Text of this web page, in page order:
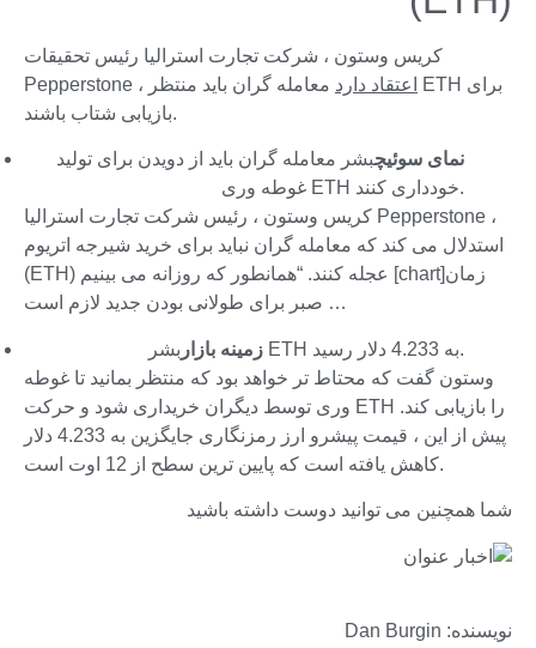
کریس وستون ، شرکت تجارت استرالیا رئیس تحقیقات
Pepperstone ،
اعتقاد دارد معامله گران باید منتظر ETH برای
بازیابی شتاب باشند.
نمای سوئیچبشر معامله گران باید از دویدن برای تولید
غوطه وری ETH خودداری کنند.
کریس وستون ، رئیس شرکت تجارت استرالیا Pepperstone ،
استدلال می کند که معامله گران نباید برای خرید شیرجه اتریوم
(ETH) عجله کنند. “همانطور که روزانه می بینیم [chart]زمان
صبر برای طولانی بودن جدید لازم است …
زمینه بازار
بشر ETH به 4.233 دلار رسید.
وستون گفت که محتاط تر خواهد بود که منتظر بمانید تا غوطه
وری توسط دیگران خریداری شود و حرکت ETH را بازیابی کند.
پیش از این ، قیمت پیشرو ارز رمزنگاری جایگزین به 4.233 دلار
کاهش یافته است که پایین ترین سطح از 12 اوت است.
شما همچنین می توانید دوست داشته باشید
نویسنده: Dan Burgin